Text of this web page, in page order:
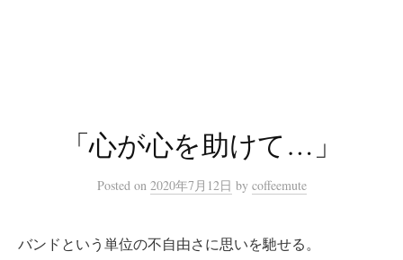
「心が心を助けて…」
Posted on 2020年7月12日 by coffeemute
バンドという単位の不自由さに思いを馳せる。